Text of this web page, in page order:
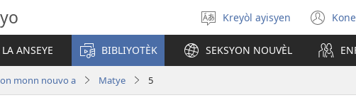
Chwazi
lang
nan
Kreyòl ayisyen
ANSEYE BIBLIYOTÈK SEKSYON NOUVÈL
monn nouvo a Matye 5